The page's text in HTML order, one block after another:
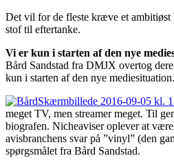
Det vil for de fleste kræve et ambitiøst
stof til eftertanke.
Vi er kun i starten af den nye
Bård Sandstad fra DMJX overtog
kun i starten af den nye mediesituation.
meget TV, men streamer meget. Til
biografen. Nicheaviser oplever at
avisbranchens svar på ”vinyl” (den
spørgsmålet fra Bård Sandstad.